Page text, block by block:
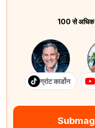
100 से अधिक
ग्रांट कार्डोन